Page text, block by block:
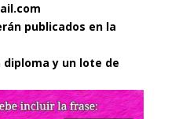
publicados en la
y un lote de